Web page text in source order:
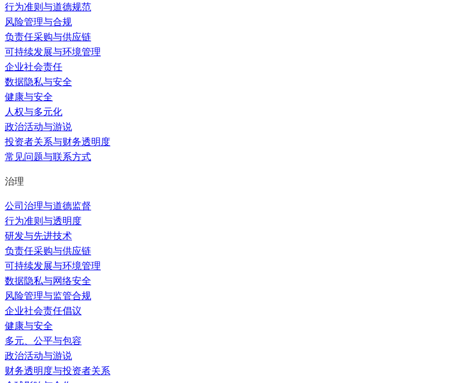
行为准则与道德规范
风险管理与合规
负责任采购与供应链
可持续发展与环境管理
企业社会责任
数据隐私与安全
健康与安全
人权与多元化
政治活动与游说
投资者关系与财务透明度
常见问题与联系方式
治理
公司治理与道德监督
行为准则与透明度
研发与先进技术
负责任采购与供应链
可持续发展与环境管理
数据隐私与网络安全
风险管理与监管合规
企业社会责任倡议
健康与安全
多元、公平与包容
政治活动与游说
财务透明度与投资者关系